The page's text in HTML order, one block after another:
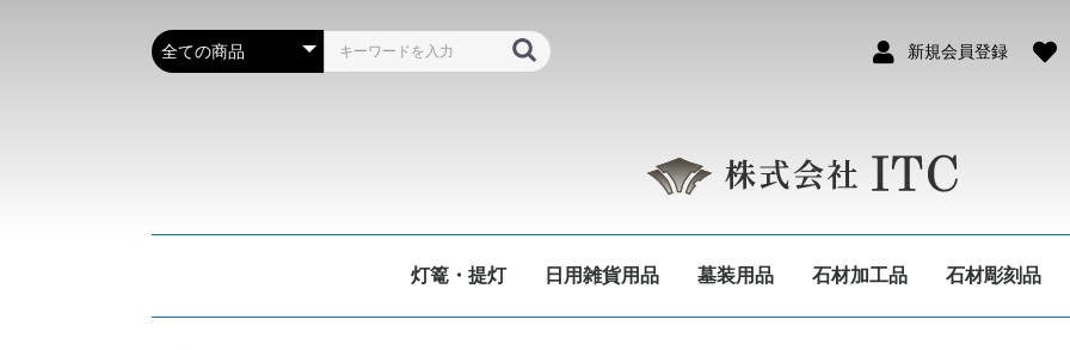
新規会員登録
灯篭・提灯 日用雑貨用品 墓装用品 石材加工品 石材彫刻品